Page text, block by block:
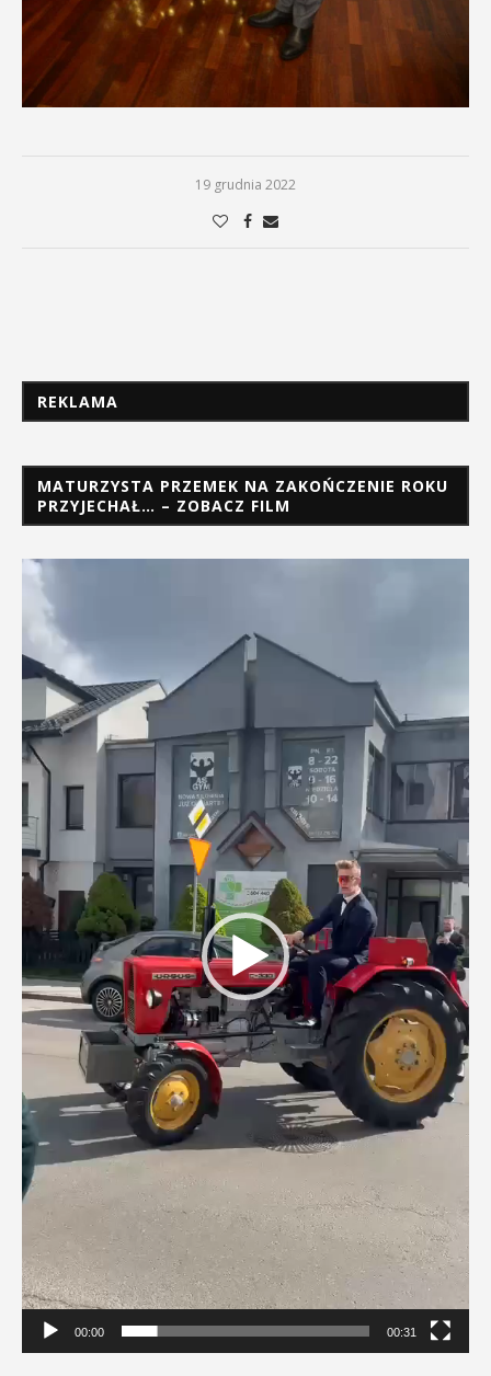
19 grudnia 2022
REKLAMA
MATURZYSTA PRZEMEK NA ZAKOŃCZENIE ROKU
PRZYJECHAŁ… – ZOBACZ FILM
Odtwarzacz
00:00 00:31